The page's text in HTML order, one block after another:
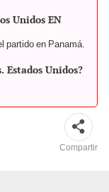
Unidos EN
partido en Panamá.
Estados Unidos?
Compartir